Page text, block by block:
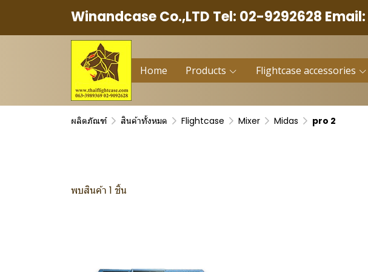
Winandcase Co.,LTD Tel: 02-9292628 Email:
Home Products Flightcase accessories
ผลิตภัณฑ์ สินค้าทั้งหมด Flightcase Mixer Midas pro 2
พบสินค้า 1 ชิ้น